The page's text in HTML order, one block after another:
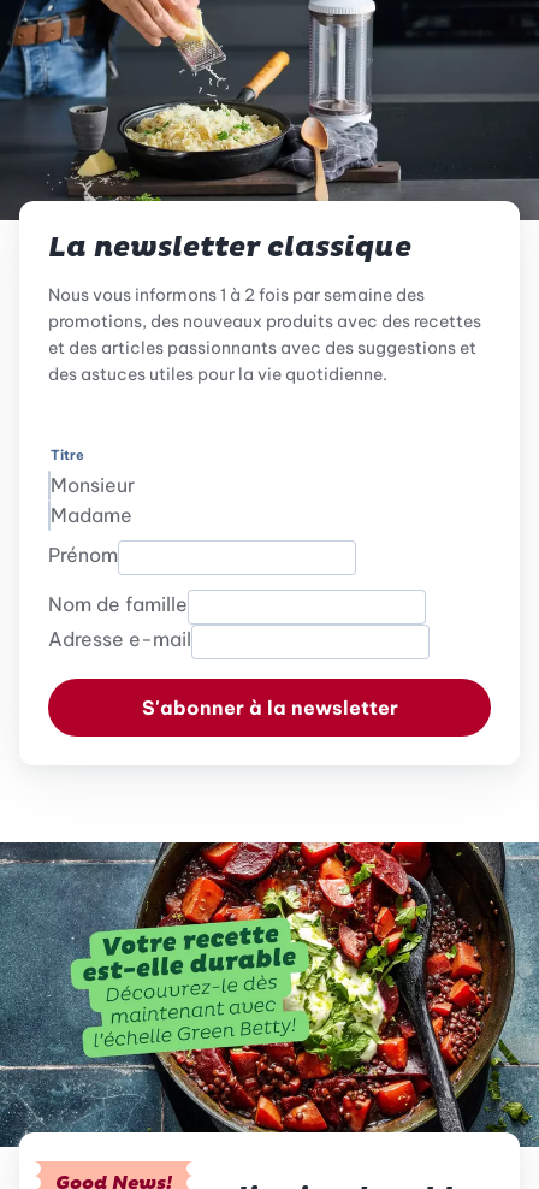
La newsletter classique
Nous vous informons 1 à 2 fois par semaine des
promotions, des nouveaux produits avec des recettes
et des articles passionnants avec des suggestions et
des astuces utiles pour la vie quotidienne.
Titre
Monsieur
Madame
Prénom
Nom de famille
Adresse e-mail
S'abonner à la newsletter
Good News!